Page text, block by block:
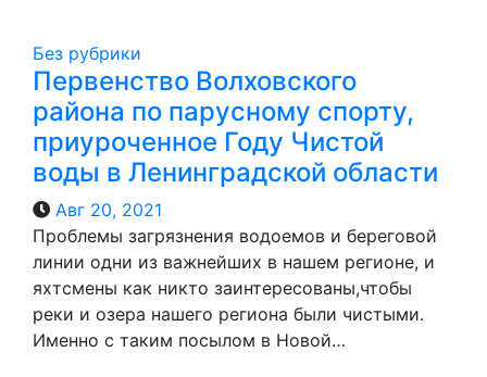
Без рубрики
Первенство Волховского
района по парусному спорту,
приуроченное Году Чистой
воды в Ленинградской области
Авг 20, 2021
Проблемы загрязнения водоемов и береговой
линии одни из важнейших в нашем регионе, и
яхтсмены как никто заинтересованы,чтобы
реки и озера нашего региона были чистыми.
Именно с таким посылом в Новой…